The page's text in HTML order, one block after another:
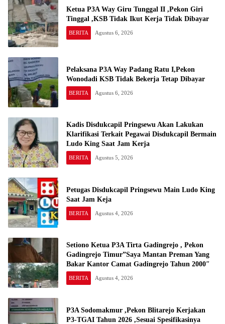
Ketua P3A Way Giru Tunggal II ,Pekon Giri
Tinggal ,KSB Tidak Ikut Kerja Tidak Dibayar
BERITA Agustus 6, 2026
Pelaksana P3A Way Padang Ratu I,Pekon
Wonodadi KSB Tidak Bekerja Tetap Dibayar
BERITA Agustus 6, 2026
Kadis Disdukcapil Pringsewu Akan Lakukan
Klarifikasi Terkait Pegawai Disdukcapil Bermain
Ludo King Saat Jam Kerja
BERITA Agustus 5, 2026
Petugas Disdukcapil Pringsewu Main Ludo King
Saat Jam Keja
BERITA Agustus 4, 2026
Setiono Ketua P3A Tirta Gadingrejo , Pekon
Gadingrejo Timur”Saya Mantan Preman Yang
Bakar Kantor Camat Gadingrejo Tahun 2000″
BERITA Agustus 4, 2026
P3A Sodomakmur ,Pekon Blitarejo Kerjakan
P3-TGAI Tahun 2026 ,Sesuai Spesifikasinya